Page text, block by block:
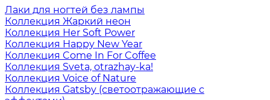
Лаки для ногтей без лампы
Коллекция Жаркий неон
Коллекция Her Soft Power
Коллекция Happy New Year
Коллекция Come In For Coffee
Коллекция Sveta, otrazhay-ka!
Коллекция Voice of Nature
Коллекция Gatsby (светоотражающие с